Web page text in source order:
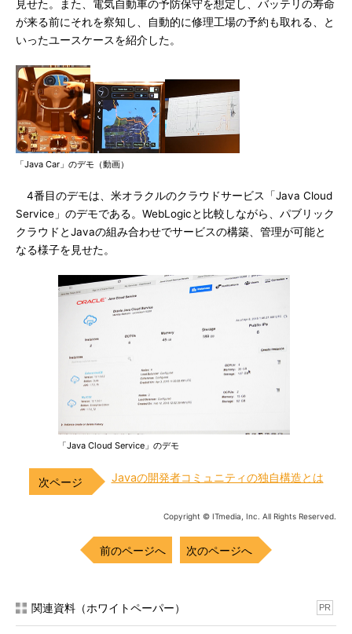
見せた。また、電気自動車の予防保守を想定し、バッテリの寿命
が来る前にそれを察知し、自動的に修理工場の予約も取れる、と
いったユースケースを紹介した。
「Java Car」のデモ（動画）
4番目のデモは、米オラクルのクラウドサービス「Java Cloud
Service」のデモである。WebLogicと比較しながら、パブリック
クラウドとJavaの組み合わせでサービスの構築、管理が可能と
なる様子を見せた。
「Java Cloud Service」のデモ
Javaの開発者コミュニティの独自構造とは
Copyright © ITmedia, Inc. All Rights Reserved.
前のページへ 次のページへ
関連資料（ホワイトペーパー） PR